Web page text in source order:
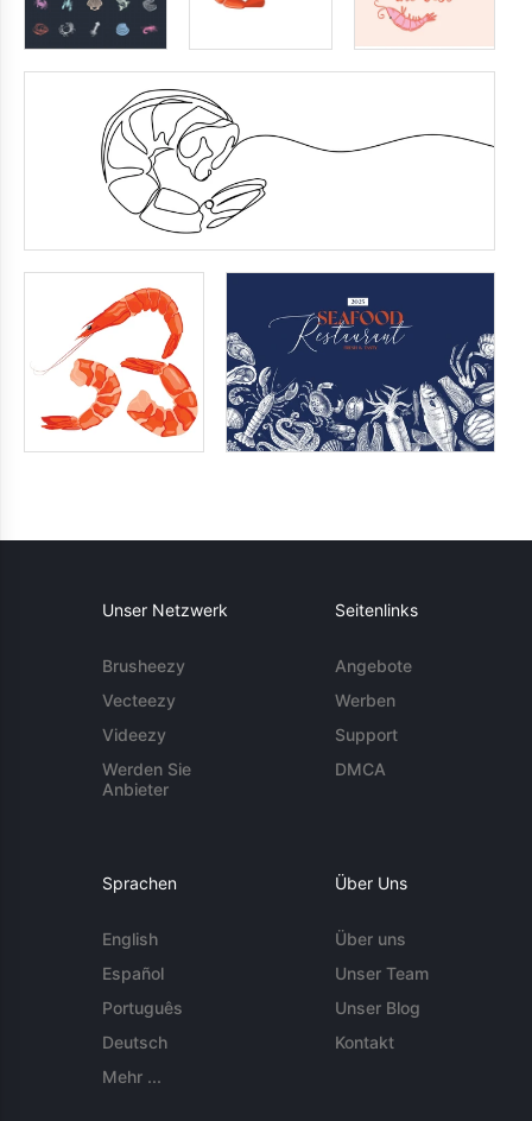
Unser Netzwerk
Brusheezy
Vecteezy
Videezy
Werden Sie
Anbieter
Seitenlinks
Angebote
Werben
Support
DMCA
Sprachen
English
Español
Português
Deutsch
Mehr ...
Über Uns
Über uns
Unser Team
Unser Blog
Kontakt